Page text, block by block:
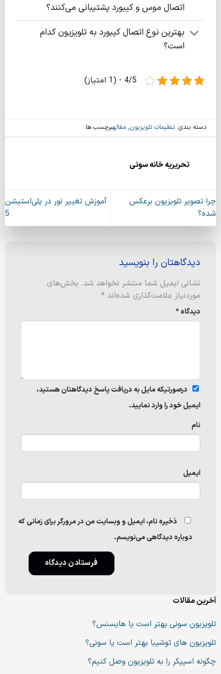
اتصال موس و کیبورد پشتیبانی می‌کنند؟
بهترین نوع اتصال کیبورد به تلویزیون کدام
است؟
4/5 - (1 امتیاز)
دسته بندی:تنظیمات تلویزیون, مقالهبرچسب ها:
تحریریه خانه سونی
چرا تصویر تلویزیون برعکس
شده؟
آموزش تغییر نور در پلی‌استیشن
5
دیدگاهتان را بنویسید
نشانی ایمیل شما منتشر نخواهد شد. بخش‌های
موردنیاز علامت‌گذاری شده‌اند *
دیدگاه*
درصورتیکه مایل به دریافت پاسخ دیدگاهتان هستید،
ایمیل خود را وارد نمایید.
نام
ایمیل
ذخیره نام، ایمیل و وبسایت من در مرورگر برای زمانی که
دوباره دیدگاهی می‌نویسم.
آخرین مقالات
تلویزیون سونی بهتر است یا هایسنس؟
تلویزیون های توشیبا بهتر است یا سونی؟
چگونه اسپیکر را به تلویزیون وصل کنیم؟